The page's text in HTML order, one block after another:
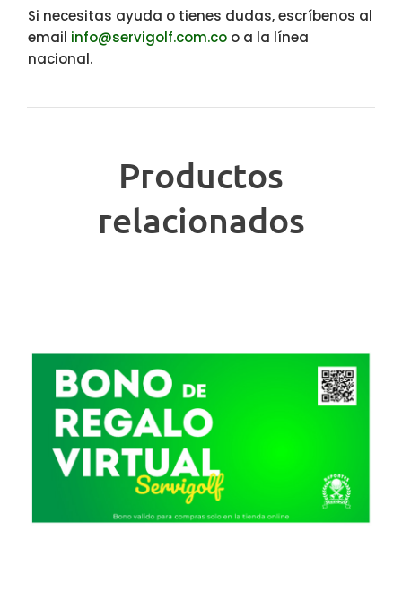
Si necesitas ayuda o tienes dudas, escríbenos al
email info@servigolf.com.co o a la línea
nacional.
Productos
relacionados